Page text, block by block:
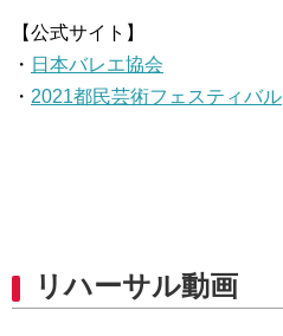
【公式サイト】
・ 日本バレエ協会
・ 2021都民芸術フェスティバル
リハーサル動画